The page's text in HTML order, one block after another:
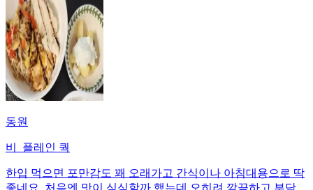
동원
비_플레인 쿽
한입 먹으면 포만감도 꽤 오래가고 간식이나 아침대용으로 딱
좋네요. 처음엔 맛이 심심할까 했는데 오히려 깔끔하고 부담